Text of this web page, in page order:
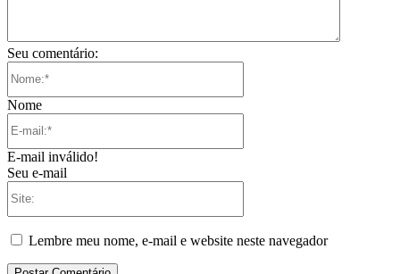
Seu comentário:
Nome
E-mail inválido!
Seu e-mail
Lembre meu nome, e-mail e website neste navegador